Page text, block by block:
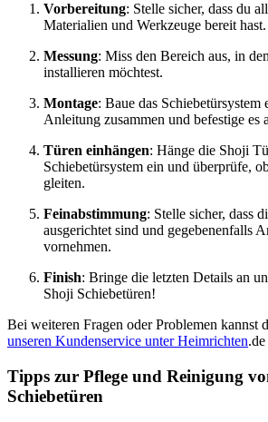
Vorbereitung: Stelle sicher, dass du
Materialien und Werkzeuge bereit hast.
Messung: Miss den Bereich aus, in
installieren möchtest.
Montage: Baue das Schiebetürsystem
Anleitung zusammen und befestige es
Türen einhängen: Hänge die Shoji
Schiebetürsystem ein und überprüfe,
gleiten.
Feinabstimmung: Stelle sicher, dass
ausgerichtet sind und gegebenenfalls
vornehmen.
Finish: Bringe die letzten Details an
Shoji Schiebetüren!
Bei weiteren Fragen oder Problemen kannst
unseren Kundenservice unter Heimrichten
Tipps zur Pflege und Reinigung
Schiebetüren